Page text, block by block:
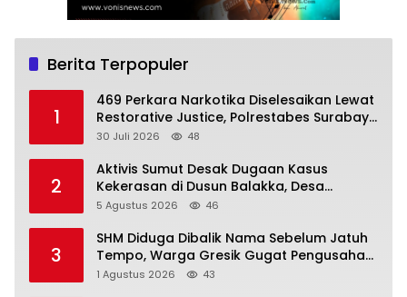
Berita Terpopuler
1
469 Perkara Narkotika Diselesaikan Lewat
Restorative Justice, Polrestabes Surabaya
Musnahkan Barang Bukti dan Tegaskan
30 Juli 2026 48
2
Aktivis Sumut Desak Dugaan Kasus
Kekerasan di Dusun Balakka, Desa
Gunung Malintang Diusut Tuntas
5 Agustus 2026 46
3
SHM Diduga Dibalik Nama Sebelum Jatuh
Tempo, Warga Gresik Gugat Pengusaha
Rokok dan Somasi Kepala Desa
1 Agustus 2026 43